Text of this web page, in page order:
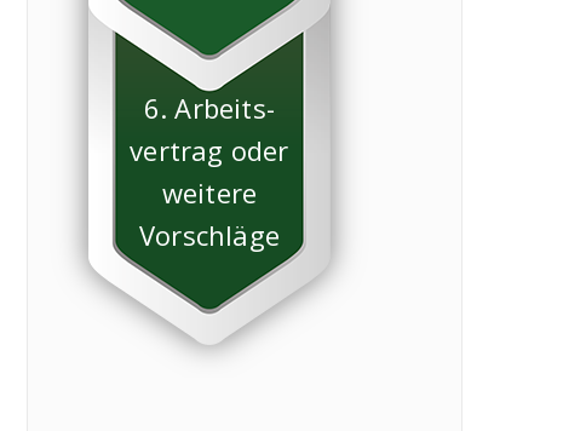
6. Arbeits-
vertrag oder
weitere
Vorschläge